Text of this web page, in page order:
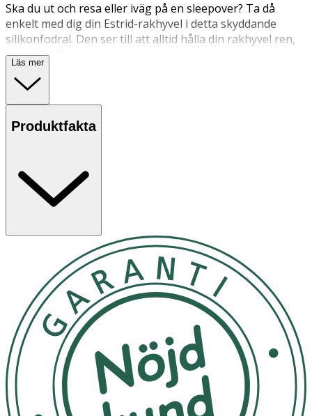
Ska du ut och resa eller iväg på en sleepover? Ta då
enkelt med dig din Estrid-rakhyvel i detta skyddande
silikonfodral. Den ser till att alltid hålla din rakhyvel ren,
torr och säker.
Stoppa in din rakhyvel i fodralet, vik in fliken och sådär!
Nu kan du ta med rakhyveln på alla dina äventyr.
OK för gravida och ammande: Ja
Läs mer
Produktfakta